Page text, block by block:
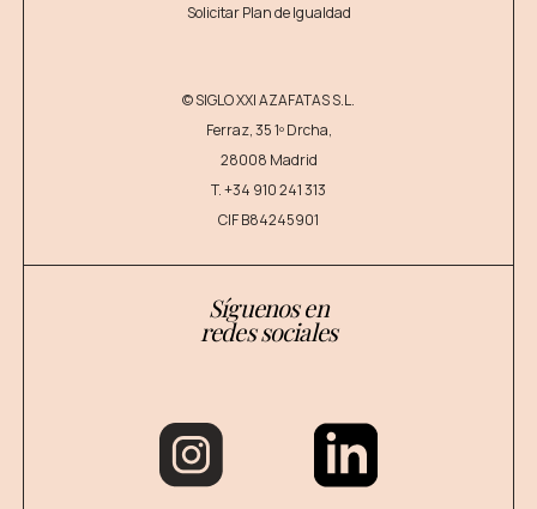
Solicitar Plan de Igualdad
© SIGLO XXI AZAFATAS S.L.
Ferraz, 35 1º Drcha,
28008 Madrid
T.+34 910 241 313
CIF B84245901
Síguenos en
redes sociales